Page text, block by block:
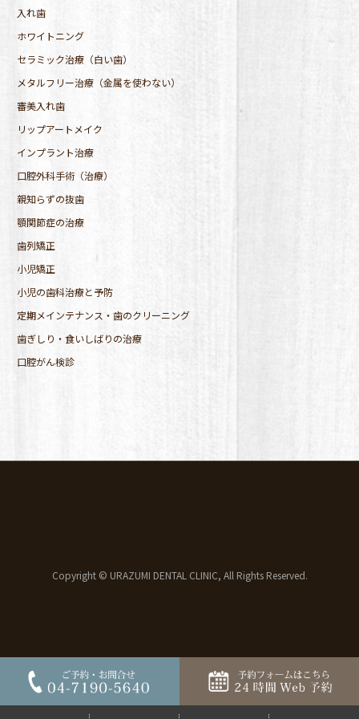
入れ歯
ホワイトニング
セラミック治療（白い歯）
メタルフリー治療（金属を使わない）
審美入れ歯
リップアートメイク
インプラント治療
口腔外科手術（治療）
親知らずの抜歯
顎関節症の治療
歯列矯正
小児矯正
小児の歯科治療と予防
定期メインテナンス・歯のクリーニング
歯ぎしり・食いしばりの治療
口腔がん検診
Copyright © URAZUMI DENTAL CLINIC, All Rights Reserved.